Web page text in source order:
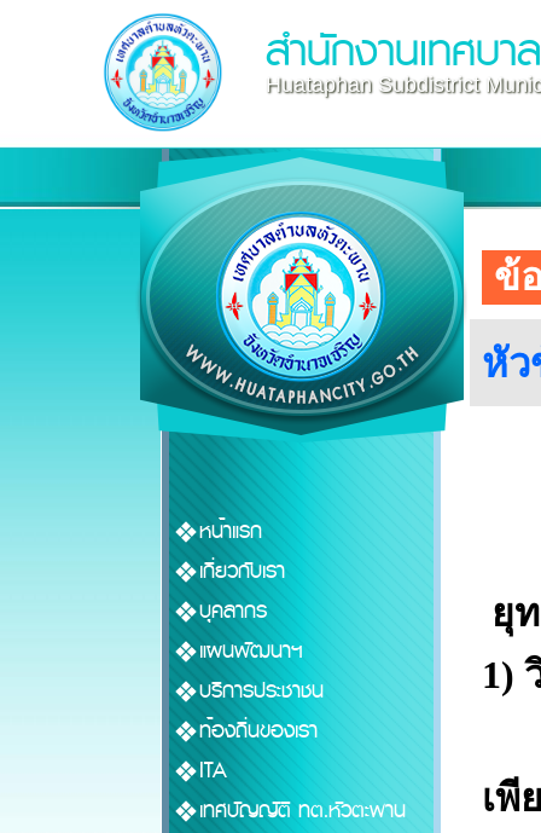
สำนักงานเทศบ
Huataphan Subdistrict
หน้าแรก
เกี่ยวกับเรา
บุคลากร
แผนพัฒนาฯ
บริการประชาชน
ท้องถิ่นของเรา
ITA
เทศบัญญัติ ทต.หัวตะพาน
ข้
หัว
ยุ
1)
เพี